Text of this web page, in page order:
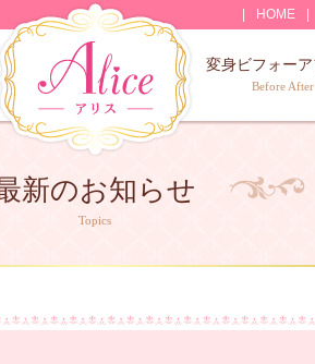
HOME
変身ビフォー
Before After
新のお知らせ
Topics